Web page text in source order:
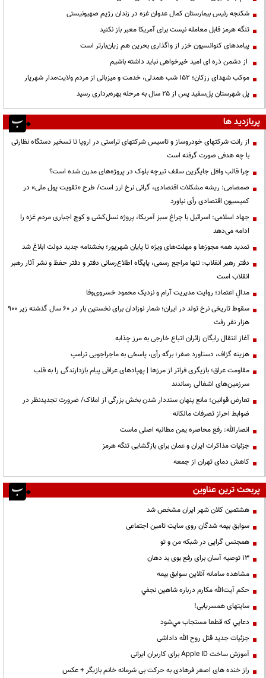
شکنجه رئیس بیمارستان کمال عدوان غزه در زندان رژیم صهیونیستی
تنگه هرمز قابل معامله نیست برای آمریکا معبر باز نکنید
پیامدهای کنوانسیون خزر از واگذاری بحرین هم زیان‌بارتر است
از دشمن ذره ای امید خیرخواهی نباید داشته باشیم
موکب شهدای رزکان؛ ۱۵۲ شب همدلی، خدمت و میزبانی از مردم ولایت‌مدار شهریار
پل شهرستان پل‌سفید پس از ۲۵ سال به مرحله بهره‌برداری رسید
پربازدید ها
از رانت‌ شرکتهای خودروساز و تاسیس شرکتهای تراستی در اروپا تا تسخیر دستگاه نظارتی
با چه هدفی صورت گرفته است
چرا قالب وافل جایگزین سقف تیرچه بلوک در پروژه‌های مدرن شده است؟
صمصامی: ریشه مشکلات اقتصادی، گرانی نرخ ارز است/ طرح «تقویت پول ملی» در
کمیسیون اقتصادی رأی نیاورد
جهاد اسلامی: اسرائیل با چراغ سبز آمریکا، پروژه نسل‌کشی و کوچ اجباری مردم غزه را
ادامه می‌دهد
تمدید همه مجوزها و مهلت‌های ویژه تا پایان شهریور؛ بخشنامه جدید دولت ابلاغ شد
دفتر رهبر انقلاب: تنها مراجع رسمی، پایگاه اطلاع‌رسانی دفتر و دفتر حفظ و نشر آثار رهبر
انقلاب است
مدالِ اعتماد؛ روایت مدیریت آرام و نزدیک محمود خسروی‌وفا
سقوط تاریخی نرخ تولد در ایران؛ شمار نوزادان برای نخستین بار در ۶۰ سال گذشته زیر ۹۰۰
هزار نفر رفت
آغاز انتقال رایگان زائران اتباع خارجی به مرز چذابه
هزینه گزاف، دستاورد صفر؛ برگه رأی، پاسخی به ماجراجویی ترامپ
مقاومت عراق؛ بازیگری فراتر از مرزها | پهپادهای عراقی پیام بازدارندگی را به قلب
سرزمین‌های اشغالی رساندند
تعارض قوانین؛ مانع پنهان سنددار شدن بخش بزرگی از املاک/ ضرورت تجدیدنظر در
ضوابط احراز تصرفات مالکانه
انصارالله: رفع محاصره یمن مطالبه اصلی ماست
جزئیات مذاکرات ایران و عمان برای بازگشایی تنگه هرمز
کاهش دمای تهران از جمعه
پربحث ترین عناوین
هشتمین کلان شهر ایران مشخص شد
سوابق بیمه شدگان روی سایت تامین اجتماعی
همجنس گرایی در شبکه من و تو
13 توصیه آسان برای رفع بوی بد دهان
مشاهده سامانه آنلاين سوابق بیمه
حكم آيت‌الله مكارم درباره شاهين نجفي
سایتهای همسریابی!
دعايي كه قطعا مستجاب مي‌شود
جزئیات جدید قتل روح الله داداشی
آموزش ساخت Apple ID برای کاربران ایرانی
راز خنده های اصغر فرهادی به حرکت بی شرمانه خانم بازیگر + عکس